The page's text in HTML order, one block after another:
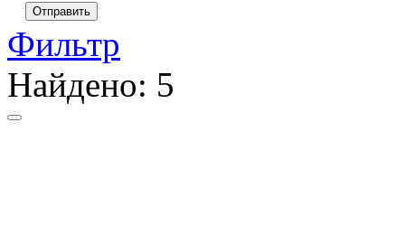
Отправить
Фильтр
Найдено: 5